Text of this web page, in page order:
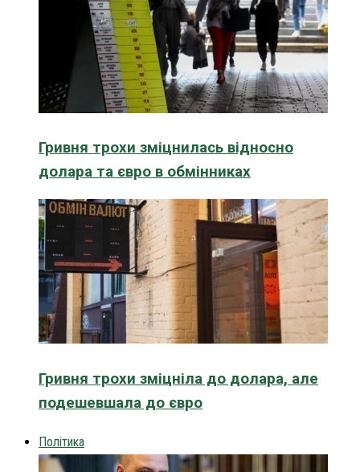
Гривня трохи зміцнилась відносно
долара та євро в обмінниках
Гривня трохи зміцніла до долара, але
подешевшала до євро
Політика